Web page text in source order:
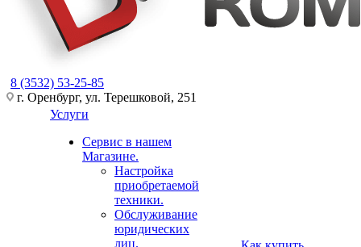
8 (3532) 53-25-85
г. Оренбург, ул. Терешковой, 251
Услуги
Сервис в нашем
Магазине.
Настройка
приобретаемой
техники.
Обслуживание
юридических
лиц.